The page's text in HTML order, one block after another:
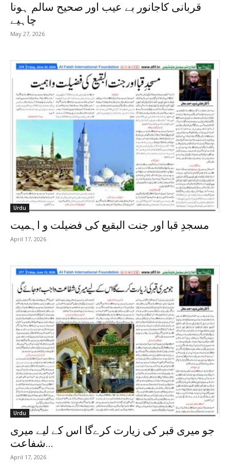
قربانی کاجانور بے عیب اور صحیح سالم ہونا
چاہیے
May 27, 2026
Urdu
مسجدِ قبا اور جنت البقیع کی فضیلت و اہمیت
April 17, 2026
Urdu
جو میری قبر کی زیارت کرےگا اس کے لیے میری
شفاعت...
April 17, 2026